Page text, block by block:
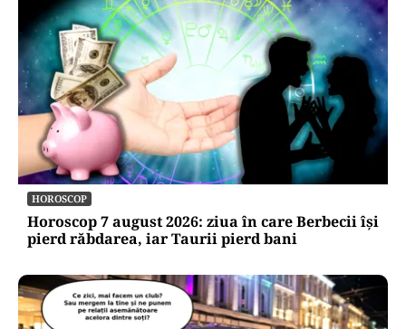
HOROSCOP
Horoscop 7 august 2026: ziua în care Berbecii își
pierd răbdarea, iar Taurii pierd bani